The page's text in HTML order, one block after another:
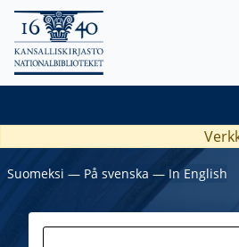
Suomeksi ― På svenska ― In English